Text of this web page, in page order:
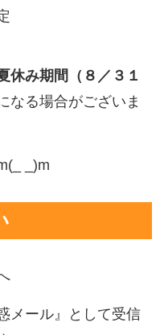
休み期間（８／３１
なる場合がございま
_)m
メール』として受信